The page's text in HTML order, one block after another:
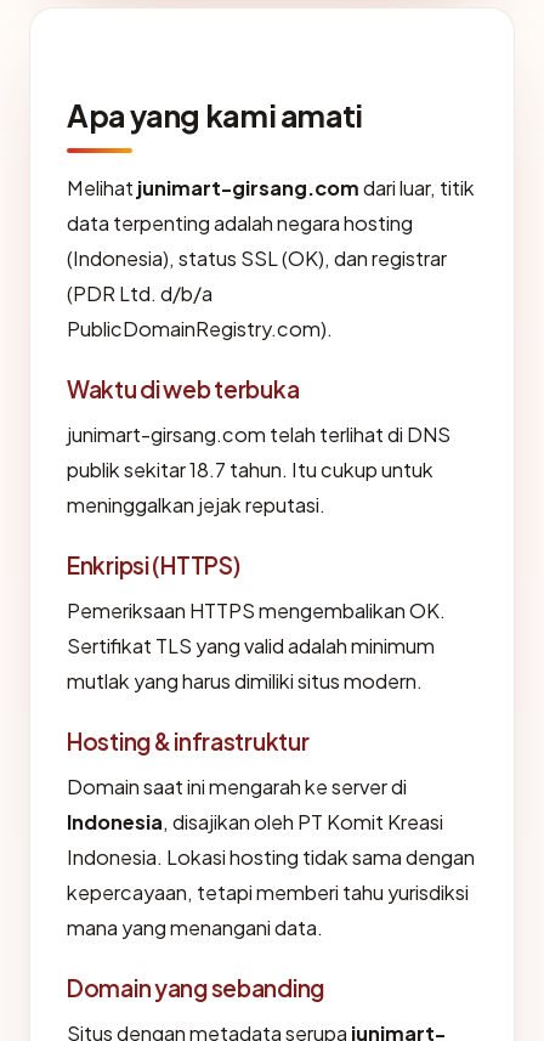
Apa yang kami amati
Melihat junimart-girsang.comdari luar, titik
data terpenting adalah negara hosting
(Indonesia), status SSL (OK), dan registrar
(PDR Ltd. d/b/a
PublicDomainRegistry.com).
Waktu di web terbuka
junimart-girsang.com telah terlihat di DNS
publik sekitar 18.7 tahun. Itu cukup untuk
meninggalkan jejak reputasi.
Enkripsi (HTTPS)
Pemeriksaan HTTPS mengembalikan OK.
Sertifikat TLS yang valid adalah minimum
mutlak yang harus dimiliki situs modern.
Hosting & infrastruktur
Domain saat ini mengarah ke server di
Indonesia, disajikan oleh PT Komit Kreasi
Indonesia. Lokasi hosting tidak sama dengan
kepercayaan, tetapi memberi tahu yurisdiksi
mana yang menangani data.
Domain yang sebanding
Situs dengan metadata serupa junimart-